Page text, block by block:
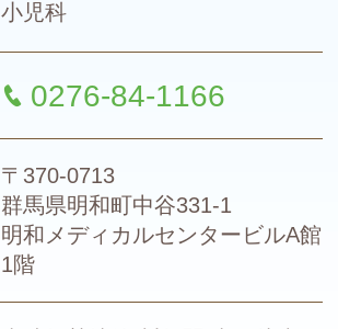
小児科
0276-84-1166
〒370-0713
群馬県明和町中谷331-1
明和メディカルセンタービルA館
1階